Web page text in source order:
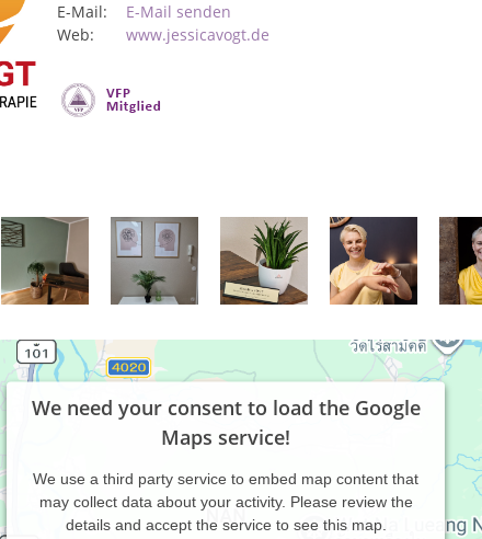
E-Mail:
E-Mail senden
Web:
www.jessicavogt.de
We need your consent to load the Google
Maps service!
We use a third party service to embed map content that
may collect data about your activity. Please review the
details and accept the service to see this map.